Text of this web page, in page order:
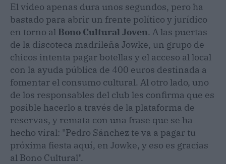
El vídeo apenas dura unos segundos, pero ha
bastado para abrir un frente político y jurídico
en torno al Bono Cultural Joven. A las puertas
de la discoteca madrileña Jowke, un grupo de
chicos intenta pagar botellas y el acceso al local
con la ayuda pública de 400 euros destinada a
fomentar el consumo cultural. Al otro lado, uno
de los responsables del club les confirma que es
posible hacerlo a través de la plataforma de
reservas, y remata con una frase que se ha
hecho viral: "Pedro Sánchez te va a pagar tu
próxima fiesta aquí, en Jowke, y eso es gracias
al Bono Cultural".